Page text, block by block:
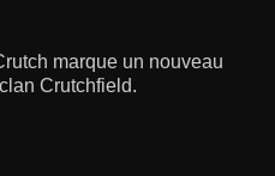
marque un nouveau
Crutchfield.